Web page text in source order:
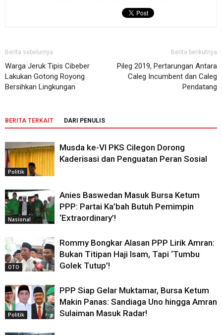
Berita sebelumya
Warga Jeruk Tipis Cibeber
Lakukan Gotong Royong
Bersihkan Lingkungan
Berita berikutnya
Pileg 2019, Pertarungan Antara
Caleg Incumbent dan Caleg
Pendatang
BERITA TERKAIT DARI PENULIS
Politik
Musda ke-VI PKS Cilegon Dorong
Kaderisasi dan Penguatan Peran Sosial
Nasional
Anies Baswedan Masuk Bursa Ketum
PPP: Partai Ka’bah Butuh Pemimpin
‘Extraordinary’!
OTO
Rommy Bongkar Alasan PPP Lirik Amran:
Bukan Titipan Haji Isam, Tapi ‘Tumbu
Golek Tutup’!
Politik
PPP Siap Gelar Muktamar, Bursa Ketum
Makin Panas: Sandiaga Uno hingga Amran
Sulaiman Masuk Radar!